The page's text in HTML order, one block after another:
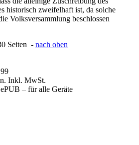
historisch zweifelhaft ist, da solche
Volksversammlung beschlossen
Seiten - nach oben
Inkl. MwSt.
– für alle Geräte